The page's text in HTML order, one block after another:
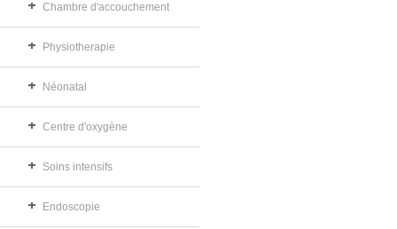
Chambre d'accouchement
Physiotherapie
Néonatal
Centre d'oxygène
Soins intensifs
Endoscopie